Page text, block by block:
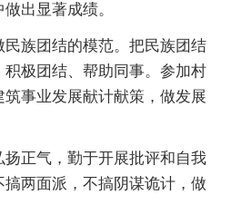
出显著成绩。
民族团结的模范。把民族团结
极团结、帮助同事。参加村
事业发展献计献策，做发展
正气，勤于开展批评和自我
两面派，不搞阴谋诡计，做